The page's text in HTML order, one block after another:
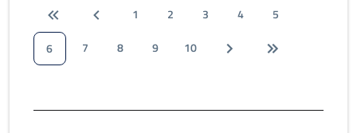
1 2 3 4
5
6
7 8 9 10